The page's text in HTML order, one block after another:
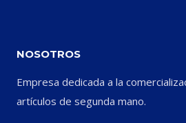
NOSOTROS
Empresa dedicada a la
artículos de segunda mano.